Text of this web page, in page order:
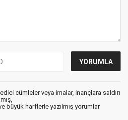
cümleler veya imalar, inançlara saldırı
büyük harflerle yazılmış yorumlar